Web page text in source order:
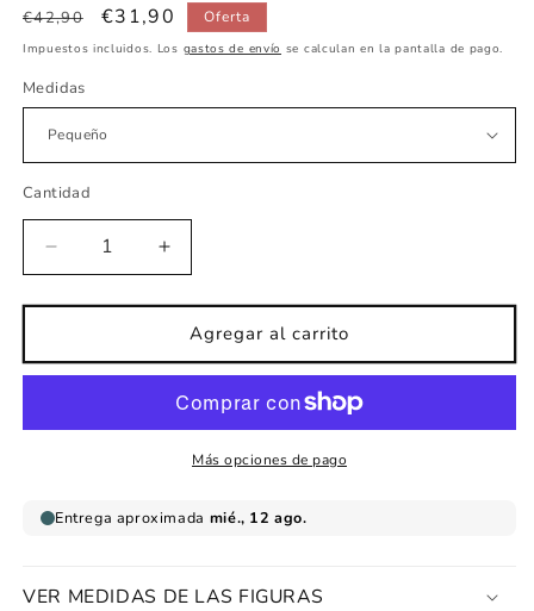
Precio
habitual
€42,90
Precio
de
€31,90 Oferta
Impuestos incluidos. Los gastos de envío se calculan en la pantalla de pago.
Medidas
Cantidad
Reducir
cantidad
para
infantil
Duendes
Aumentar
cantidad
para
Vinilo
infantil
Duendes
Mágicos
Agregar al carrito
Más opciones de pago
VER MEDIDAS DE LAS FIGURAS